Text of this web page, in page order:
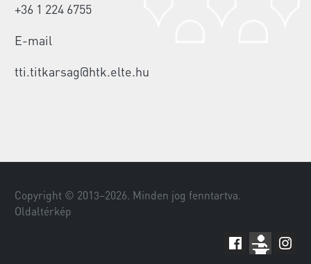
+36 1 224 6755
E-mail
tti.titkarsag@htk.elte.hu
Copyright © 2013–2026. Minden jog fenntartva.
Oldaltérkép